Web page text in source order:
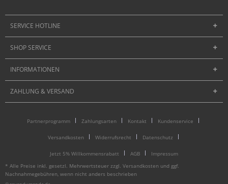
SERVICE HOTLINE
SHOP SERVICE
INFORMATIONEN
ZAHLUNG & VERSAND
Partnerprogramm Zahlungsarten Kontakt Kundenservice
Versandkosten Widerrufsrecht Datenschutz
Jetzt 5% Willkommensrabatt AGB
Impressum
* Alle Preise inkl. gesetzl. Mehrwertsteuer zzgl. Versandkosten und ggf.
Nachnahmegebühren, wenn nicht anders beschrieben